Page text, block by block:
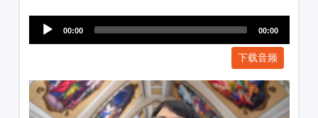
Player
00:00 00:00
下载音频